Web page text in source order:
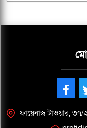
ফায়েনাজ টাওয়ার, ৩৭/